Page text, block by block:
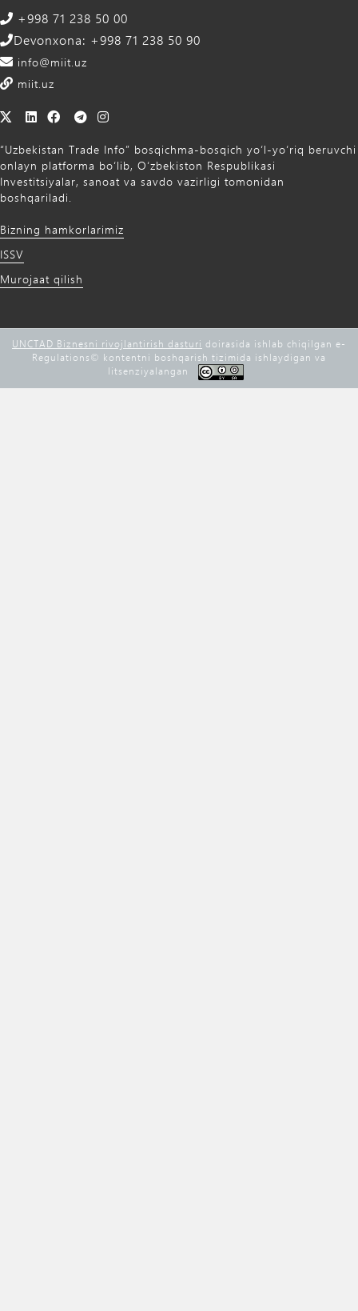
+998 71 238 50 00
Devonxona: +998 71 238 50 90
info@miit.uz
miit.uz
“Uzbekistan Trade Info” bosqichma-bosqich yo‘l-yo‘riq beruvchi
onlayn platforma bo‘lib, O‘zbekiston Respublikasi
Investitsiyalar, sanoat va savdo vazirligi tomonidan
boshqariladi.
Bizning hamkorlarimiz
ISSV
Murojaat qilish
UNCTAD Biznesni rivojlantirish dasturi doirasida ishlab chiqilgan e-
Regulations©️ kontentni boshqarish tizimida ishlaydigan va
litsenziyalangan